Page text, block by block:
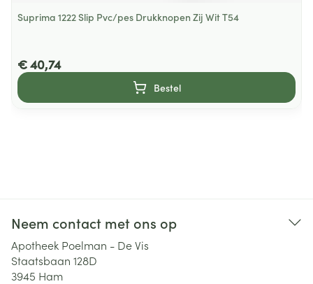
Suprima 1222 Slip Pvc/pes Drukknopen Zij Wit T54
€ 40,74
Bestel
Neem contact met ons op
Apotheek Poelman - De Vis
Staatsbaan 128D
3945 Ham